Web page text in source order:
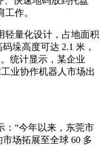
作。
轻量化设计，占地面积
垛高度可达 2.1 米，
统计显示，某企业
业协作机器人市场出
：“今年以来，东莞市
场拓展至全球 60 多